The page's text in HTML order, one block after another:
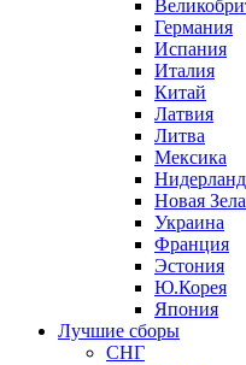
Германия
Испания
Италия
Китай
Латвия
Литва
Мексика
Новая
Украина
Франция
Эстония
Ю.Корея
Япония
Лучшие сборы
СНГ